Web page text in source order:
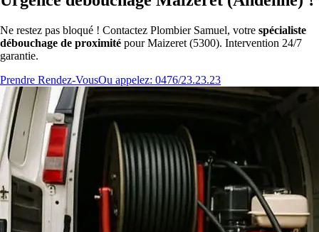
Ne restez pas bloqué ! Contactez Plombier Samuel, votre spécialiste
débouchage de proximité pour Maizeret (5300). Intervention 24/7
garantie.
Prendre Rendez-VousOu appelez: 0476/23.23.23